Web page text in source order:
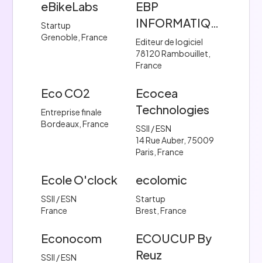
eBikeLabs
Startup
Grenoble, France
EBP
INFORMATIQUE
Editeur de logiciel
78120 Rambouillet,
France
Eco CO2
Entreprise finale
Bordeaux, France
Ecocea
Technologies
SSII / ESN
14 Rue Auber, 75009
Paris, France
Ecole O'clock
SSII / ESN
France
ecolomic
Startup
Brest, France
Econocom
SSII / ESN
ECOUCUP By
Reuz